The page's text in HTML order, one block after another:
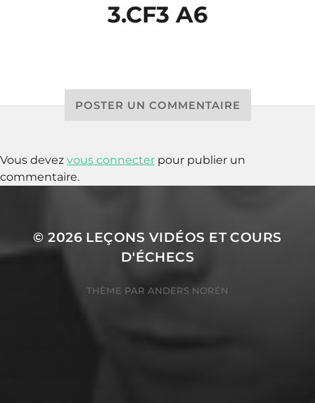
3.CF3 A6
POSTER UN COMMENTAIRE
Vous devez vous connecter pour publier un
commentaire.
© 2026 LEÇONS VIDÉOS ET COURS
D'ÉCHECS
THÈME PAR ANDERS NORÉN